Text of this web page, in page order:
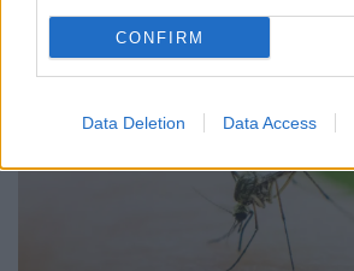
CONFIRM
Data Deletion Data Access